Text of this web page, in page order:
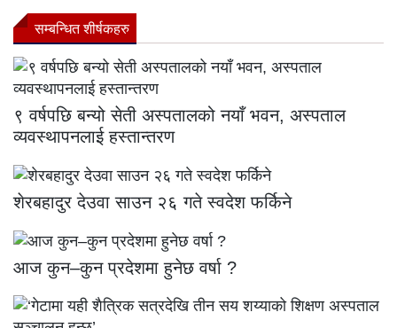
सम्बन्धित शीर्षकहरु
९ वर्षपछि बन्यो सेती अस्पतालको नयाँ भवन, अस्पताल
व्यवस्थापनलाई हस्तान्तरण
शेरबहादुर देउवा साउन २६ गते स्वदेश फर्किने
आज कुन–कुन प्रदेशमा हुनेछ वर्षा ?